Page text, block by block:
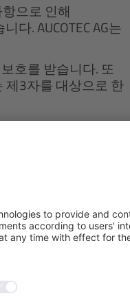
으로 인해
다. AUCOTEC AG는
호를 받습니다. 또
제3자를 대상으로 한
입니다. 명시적으
표의 소유자간 그
급은 해당 상품 및/
니다.